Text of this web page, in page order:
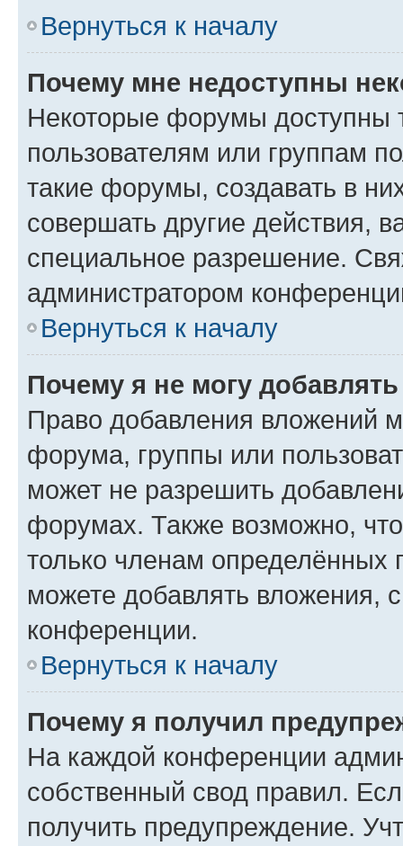
Вернуться к началу
Почему мне недоступны
Некоторые форумы доступны
пользователям или группам
такие форумы, создавать в
совершать другие действия,
специальное разрешение.
администратором
Вернуться к началу
Почему я не могу
Право добавления вложений
форума, группы или
может не разрешить
форумах. Также возможно,
только членам определённых
можете добавлять вложения,
конференции.
Вернуться к началу
Почему я получил
На каждой конференции
собственный свод правил.
получить предупреждение.